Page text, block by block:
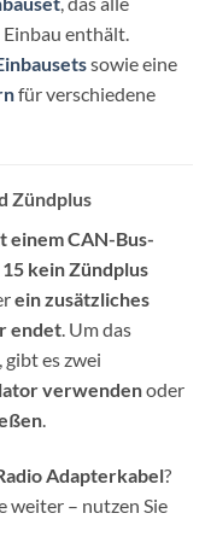
enthält.
sowie eine
für verschiedene
Zündplus
einem CAN-Bus-
kein Zündplus
ein zusätzliches
endet. Um das
gibt es zwei
verwendenoder
.
Adapterkabel?
weiter – nutzen Sie